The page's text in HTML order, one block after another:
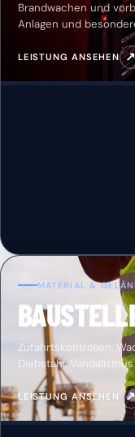
Brandwachen und
Anlagen und
LEISTUNG ANSEHEN
MATERIAL &
Zufahrtskontrollen,
Diebstahl,
LEISTUNG ANSEHEN